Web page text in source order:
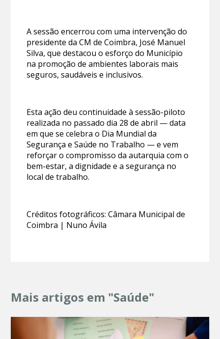
A sessão encerrou com uma intervenção do
presidente da CM de Coimbra, José Manuel
Silva, que destacou o esforço do Município
na promoção de ambientes laborais mais
seguros, saudáveis e inclusivos.
Esta ação deu continuidade à sessão-piloto
realizada no passado dia 28 de abril — data
em que se celebra o Dia Mundial da
Segurança e Saúde no Trabalho — e vem
reforçar o compromisso da autarquia com o
bem-estar, a dignidade e a segurança no
local de trabalho.
Créditos fotográficos: Câmara Municipal de
Coimbra | Nuno Ávila
Mais artigos em "Saúde"